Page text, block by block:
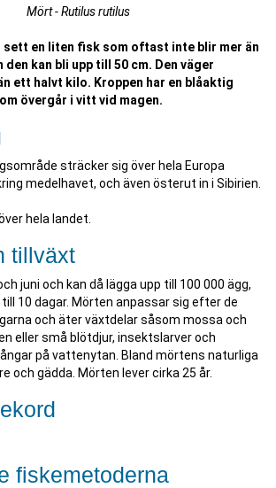
Mört - Rutilus rutilus
sett en liten fisk som oftast inte blir mer än
den kan bli upp till 50 cm. Den väger
ett halvt kilo. Kroppen har en blåaktig
övergår i vitt vid magen.
sträcker sig över hela Europa
medelhavet, och även österut in i Sibirien.
hela landet.
tillväxt
juni och kan då lägga upp till 100 000 ägg,
10 dagar. Mörten anpassar sig efter de
och äter växtdelar såsom mossa och
eller små blötdjur, insektslarver och
på vattenytan. Bland mörtens naturliga
och gädda. Mörten lever cirka 25 år.
fiskemetoderna